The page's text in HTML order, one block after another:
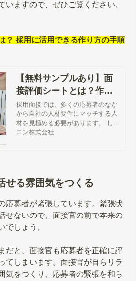
いますので、ぜひご覧ください。
？ 採用に活用できる作り方の手順
【無料サンプルあり】面
接評価シートとは？作り
方の手順と運用のコツ
採用面接では、多くの応募者のなか
から自社の人材要件にマッチする人
材を見極める必要があります。 しか
し、「面接官の勘や経験などの主観
ばらつきが生じやすくなります。 面
接官による評価基準を統一して、応
は、“面接評価シート”を活用するこ
とが有効です。 この記事では、面接
評価シートの概要や作り方の手順、
エン株式会社
せる雰囲気をつくる
応募者が緊張しています。緊張状
せないので、面接官の前で本来の
でしょう。
だと、面接官も応募者を正確に評
てしまいます。面接官が自らリラ
気をつくり、応募者の緊張を和ら